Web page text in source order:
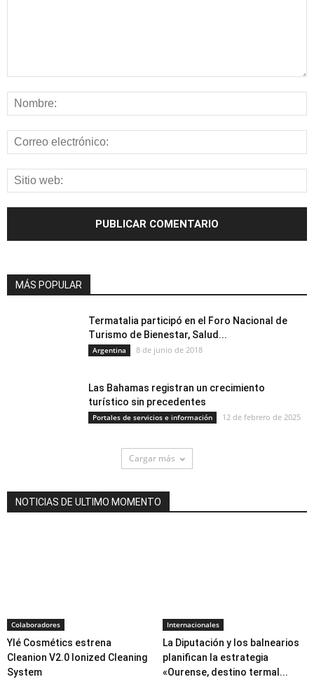
MÁS POPULAR
Termatalia participó en el Foro Nacional de
Turismo de Bienestar, Salud...
Argentina 8 de junio de 2018
Las Bahamas registran un crecimiento
turístico sin precedentes
Portales de servicios e información 12 de febrero de 2025
Cargar más
NOTICIAS DE ULTIMO MOMENTO
Colaboradores
Ylé Cosmétics estrena
Cleanion V2.0 Ionized Cleaning
System
Internacionales
La Diputación y los balnearios
planifican la estrategia
«Ourense, destino termal...